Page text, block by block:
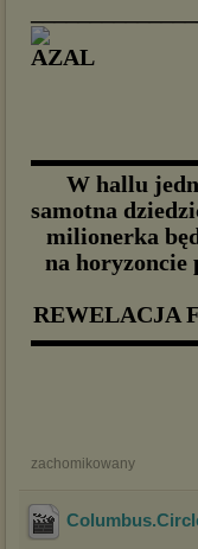
W hallu
samotna
milionerka
na horyzoncie
REWELACJA
zachomikowany